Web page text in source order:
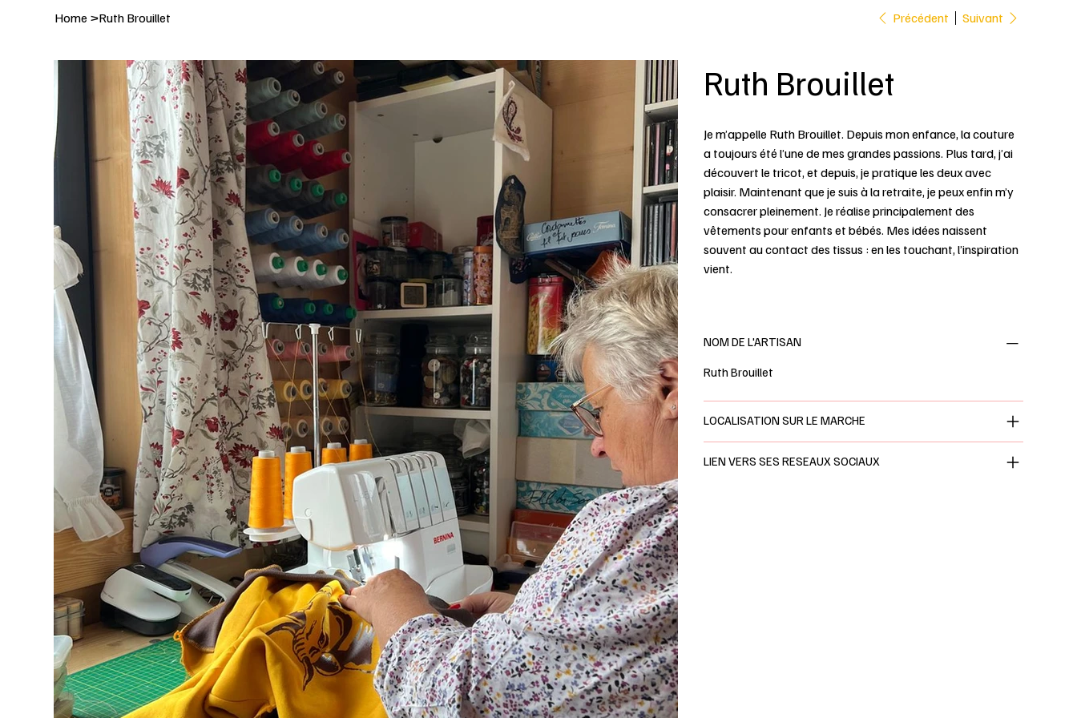
Home >Ruth Brouillet Précédent Suivant
Ruth Brouillet
Je m’appelle Ruth Brouillet. Depuis mon enfance, la couture
a toujours été l’une de mes grandes passions. Plus tard, j’ai
découvert le tricot, et depuis, je pratique les deux avec
plaisir. Maintenant que je suis à la retraite, je peux enfin m’y
consacrer pleinement. Je réalise principalement des
vêtements pour enfants et bébés. Mes idées naissent
souvent au contact des tissus : en les touchant, l’inspiration
vient.
NOM DE L'ARTISAN
Ruth Brouillet
LOCALISATION SUR LE MARCHE
LIEN VERS SES RESEAUX SOCIAUX